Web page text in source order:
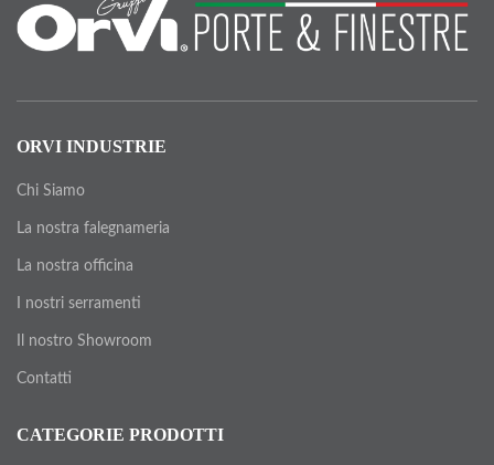
ORVI INDUSTRIE
Chi Siamo
La nostra falegnameria
La nostra officina
I nostri serramenti
Il nostro Showroom
Contatti
CATEGORIE PRODOTTI